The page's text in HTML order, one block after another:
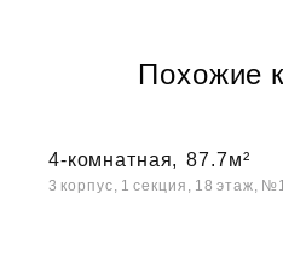
Похожие
4-комнатная, 87.7м²
3 корпус, 1 секция, 18 этаж,